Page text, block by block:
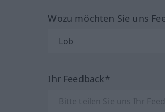
Wozu möchten Sie uns
Ihr Feedback*